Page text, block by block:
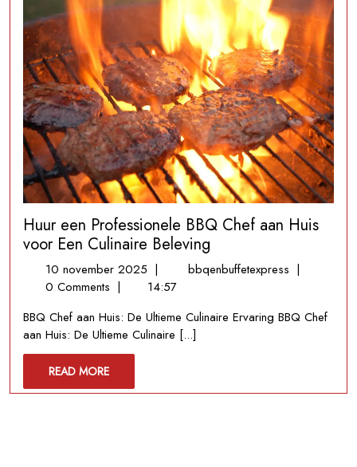
Huur een Professionele BBQ Chef aan Huis
voor Een Culinaire Beleving
10 november 2025 10
november
| bbqenbuffetexpress Huur
BBQ
voor
|
0 Comments |
14:57
BBQ Chef aan Huis: De Ultieme Culinaire Ervaring BBQ Chef
aan Huis: De Ultieme Culinaire [...]
READ MOREREAD
MORE